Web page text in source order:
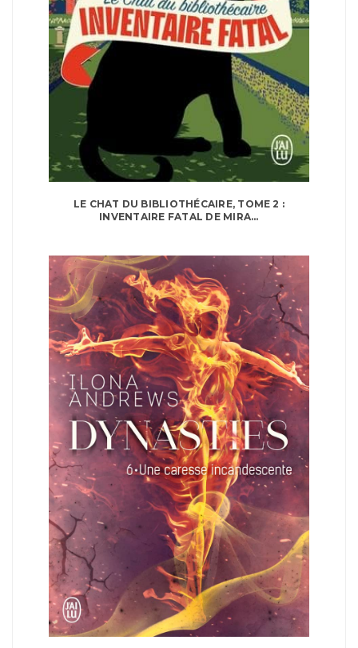
LE CHAT DU BIBLIOTHÉCAIRE, TOME 2 :
INVENTAIRE FATAL DE MIRA...